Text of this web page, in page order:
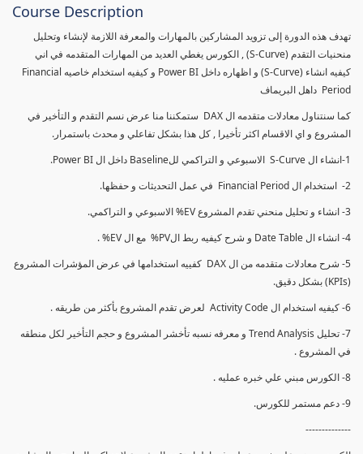
Course Description
تهدف هذه الدورة إلى تزويد المشاركين بالمهارات والمعرفة اللازمة لإنشاء وتحليل
منحنيات التقدم (S-Curve) , الكورس يغطي العديد من المهارات المتقدمه في اني
كيفيه انشاء (S-Curve) و اظهاره داخل Power BI و كيفيه استخدام خاصيه Financial
Period داهل البريماف
كما سنتناول معادلات متقدمه ال DAX ستمكننا منا عرض نسم التقدم و التأخير في
المشروع و اي الاقسام اكثر تأخيرا , كل هذا بشكل تفاعلي و محدث باستمرار.
1-انشاء ال S-Curve الاسبوعي و التراكمي للBaseline داخل ال Power BI.
2- استخدام ال Financial Period في عمل التحديثات و حفظها.
3- انشاء و تحليل منحني تقدم المشروع EV% الاسبوعي و التراكمي.
4- انشاء ال Date Table و شرح كيفيه ربط الPV% مع ال EV% .
5- شرح معادلات متقدمه من ال DAX كفييه استخدامها في عرض المؤشرات المشروع
(KPIs) بشكل دقيق.
6- كيفيه استخدام ال Activity Code لعرض تقدم المشروع بأكثر من طريقه .
7- تحليل Trend Analysis و معرفه نسبه تأخشر المشروع و حجم التأخير لكل منطقه
في المشروع .
8- الكورس مبني علي خبره عمليه .
9- دعم مستمر للكورس.
--------------